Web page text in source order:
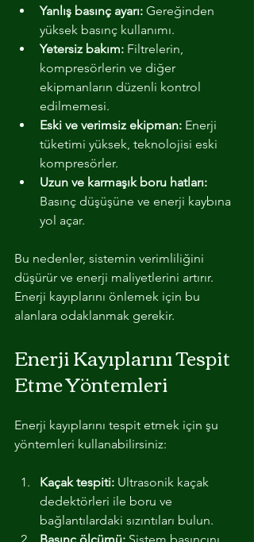
Yanlış basınç ayarı: Gereğinden
yüksek basınç kullanımı.
Yetersiz bakım: Filtrelerin,
kompresörlerin ve diğer
ekipmanların düzenli kontrol
edilmemesi.
Eski ve verimsiz ekipman: Enerji
tüketimi yüksek, teknolojisi eski
kompresörler.
Uzun ve karmaşık boru hatları:
Basınç düşüşüne ve enerji kaybına
yol açar.
Bu nedenler, sistemin verimliliğini
düşürür ve enerji maliyetlerini artırır.
Enerji kayıplarını önlemek için bu
alanlara odaklanmak gerekir.
Enerji Kayıplarını Tespit
Etme Yöntemleri
Enerji kayıplarını tespit etmek için şu
yöntemleri kullanabilirsiniz:
Kaçak tespiti: Ultrasonik kaçak
dedektörleri ile boru ve
bağlantılardaki sızıntıları bulun.